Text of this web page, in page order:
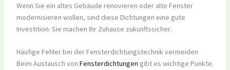
Wenn Sie ein altes Gebäude renovieren oder alte Fenster
modernisieren wollen, sind diese Dichtungen eine gute
Investition. Sie machen Ihr Zuhause zukunftssicher.
Häufige Fehler bei der Fensterdichtungstechnik vermeiden
Beim Austausch von Fensterdichtungen gibt es wichtige Punkte.